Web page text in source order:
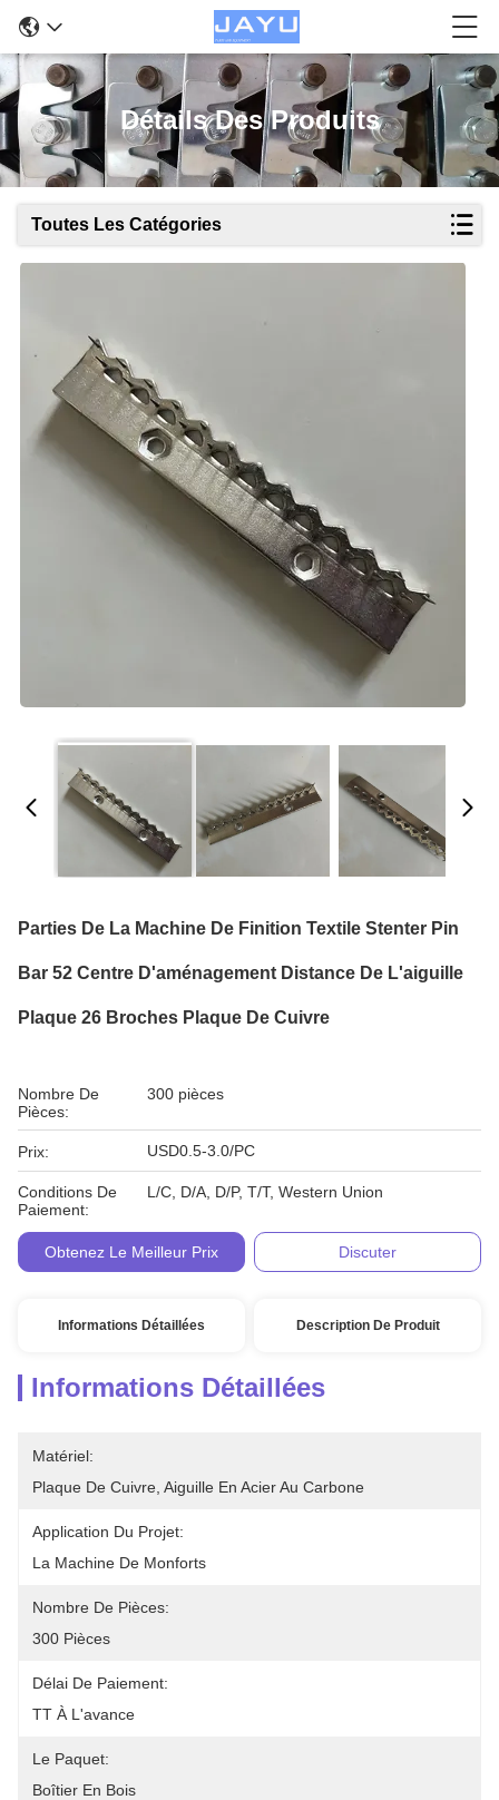
Détails Des Produits
Toutes Les Catégories
Parties De La Machine De Finition Textile Stenter Pin
Bar 52 Centre D'aménagement Distance De L'aiguille
Plaque 26 Broches Plaque De Cuivre
Nombre De
Pièces:
300 pièces
Prix: USD0.5-3.0/PC
Conditions De
Paiement:
L/C, D/A, D/P, T/T, Western Union
Obtenez Le Meilleur Prix Discuter
Informations Détaillées Description De Produit
Informations Détaillées
Matériel:
Plaque De Cuivre, Aiguille En Acier Au Carbone
Application Du Projet:
La Machine De Monforts
Nombre De Pièces:
300 Pièces
Délai De Paiement:
TT À L'avance
Le Paquet:
Boîtier En Bois